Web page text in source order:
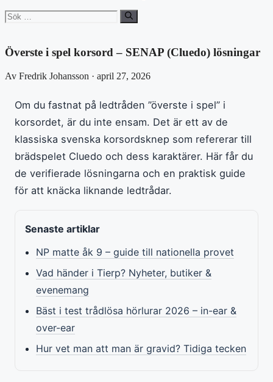
Sök
efter:
Överste i spel korsord – SENAP (Cluedo) lösningar
Av Fredrik Johansson · april 27, 2026
Om du fastnat på ledtråden ”överste i spel” i
korsordet, är du inte ensam. Det är ett av de
klassiska svenska korsordsknep som refererar till
brädspelet Cluedo och dess karaktärer. Här får du
de verifierade lösningarna och en praktisk guide
för att knäcka liknande ledtrådar.
Senaste artiklar
NP matte åk 9 – guide till nationella provet
Vad händer i Tierp? Nyheter, butiker &
evenemang
Bäst i test trådlösa hörlurar 2026 – in-ear &
over-ear
Hur vet man att man är gravid? Tidiga tecken